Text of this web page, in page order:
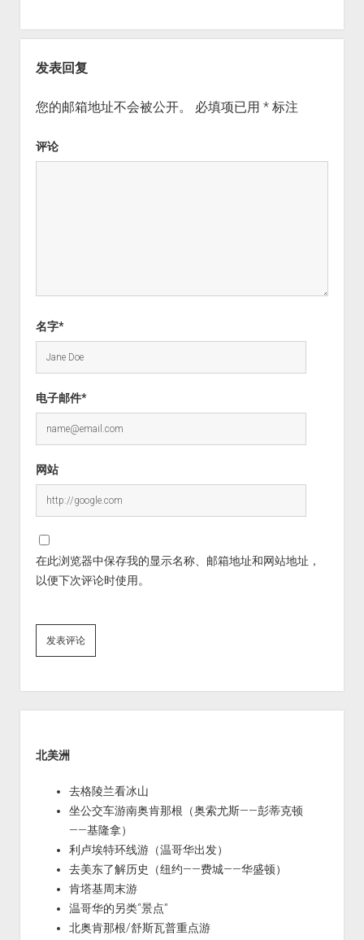
发表回复
您的邮箱地址不会被公开。 必填项已用 *标注
评论
名字*
电子邮件*
网站
在此浏览器中保存我的显示名称、邮箱地址和网站地址，
以便下次评论时使用。
北美洲
去格陵兰看冰山
坐公交车游南奥肯那根（奥索尤斯——彭蒂克顿
——基隆拿）
利卢埃特环线游（温哥华出发）
去美东了解历史（纽约——费城——华盛顿）
肯塔基周末游
温哥华的另类“景点”
北奥肯那根/舒斯瓦普重点游